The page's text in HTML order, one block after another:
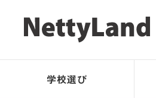
学校選び